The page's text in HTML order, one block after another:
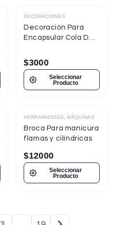
DECORACIONES
Decoración Para
Encapsular Cola De
$3000
Seleccionar
Producto
HERRAMIENTAS, MÁQUINAS
Broca Para manicura
flamas y cilíndricas
$12000
Seleccionar
Producto